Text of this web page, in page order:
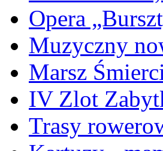
Opera
Muzyczny
Marsz
IV Zlot
Trasy